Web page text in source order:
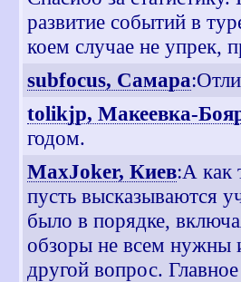
развитие событий в
коем случае не упрек,
subfocus, Самара
tolikjp, Макеевка-
годом.
MaxJoker, Киев:А как
пусть высказываются
было в порядке,
обзоры не всем нужны
другой вопрос.